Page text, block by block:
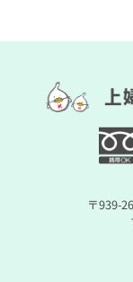
〒939-